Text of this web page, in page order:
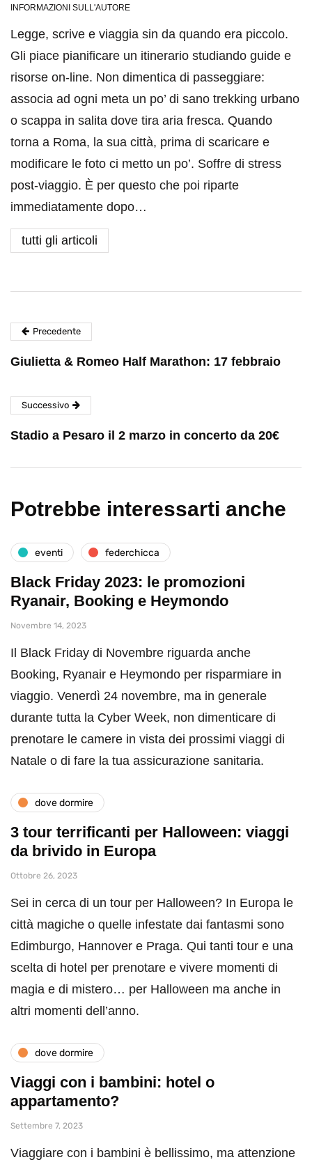
INFORMAZIONI SULL'AUTORE
Legge, scrive e viaggia sin da quando era piccolo.
Gli piace pianificare un itinerario studiando guide e
risorse on-line. Non dimentica di passeggiare:
associa ad ogni meta un po’ di sano trekking urbano
o scappa in salita dove tira aria fresca. Quando
torna a Roma, la sua città, prima di scaricare e
modificare le foto ci metto un po’. Soffre di stress
post-viaggio. È per questo che poi riparte
immediatamente dopo…
tutti gli articoli
Precedente
Giulietta & Romeo Half Marathon: 17 febbraio
Successivo
Stadio a Pesaro il 2 marzo in concerto da 20€
Potrebbe interessarti anche
eventi federchicca
Black Friday 2023: le promozioni
Ryanair, Booking e Heymondo
Novembre 14, 2023
Il Black Friday di Novembre riguarda anche
Booking, Ryanair e Heymondo per risparmiare in
viaggio. Venerdì 24 novembre, ma in generale
durante tutta la Cyber Week, non dimenticare di
prenotare le camere in vista dei prossimi viaggi di
Natale o di fare la tua assicurazione sanitaria.
dove dormire
3 tour terrificanti per Halloween: viaggi
da brivido in Europa
Ottobre 26, 2023
Sei in cerca di un tour per Halloween? In Europa le
città magiche o quelle infestate dai fantasmi sono
Edimburgo, Hannover e Praga. Qui tanti tour e una
scelta di hotel per prenotare e vivere momenti di
magia e di mistero… per Halloween ma anche in
altri momenti dell’anno.
dove dormire
Viaggi con i bambini: hotel o
appartamento?
Settembre 7, 2023
Viaggiare con i bambini è bellissimo, ma attenzione